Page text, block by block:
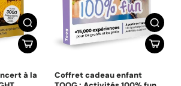
à la
Coffret cadeau enfant